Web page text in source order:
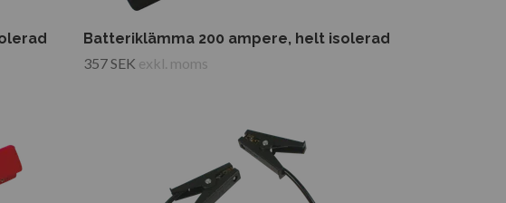
Batteriklämma 200 ampere, helt isolerad
357 SEK exkl. moms